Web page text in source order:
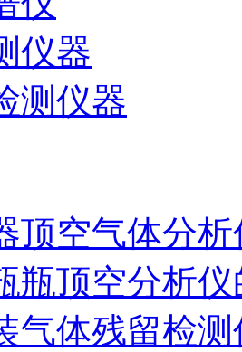
仪器
测仪器
顶空气体分
瓶顶空分析
气体残留检